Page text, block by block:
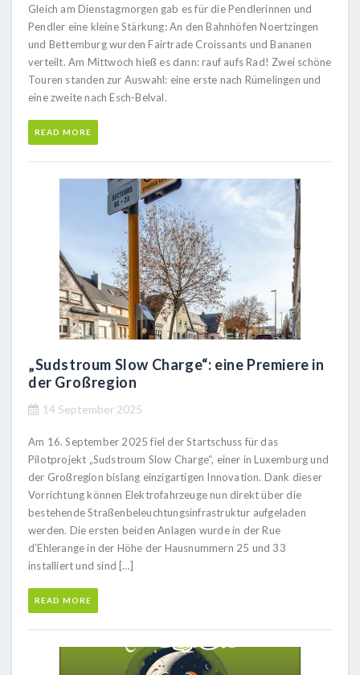
Gleich am Dienstagmorgen gab es für die Pendlerinnen und
Pendler eine kleine Stärkung: An den Bahnhöfen Noertzingen
und Bettemburg wurden Fairtrade Croissants und Bananen
verteilt. Am Mittwoch hieß es dann: rauf aufs Rad! Zwei schöne
Touren standen zur Auswahl: eine erste nach Rümelingen und
eine zweite nach Esch-Belval.
READ MORE
„Sudstroum Slow Charge“: eine Premiere in
der Großregion
14 September 2025
Am 16. September 2025 fiel der Startschuss für das
Pilotprojekt „Sudstroum Slow Charge“, einer in Luxemburg und
der Großregion bislang einzigartigen Innovation. Dank dieser
Vorrichtung können Elektrofahrzeuge nun direkt über die
bestehende Straßenbeleuchtungsinfrastruktur aufgeladen
werden. Die ersten beiden Anlagen wurde in der Rue
d’Ehlerange in der Höhe der Hausnummern 25 und 33
installiert und sind […]
READ MORE